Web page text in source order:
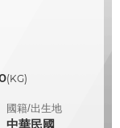
(KG)
國籍/出生地
中華民國